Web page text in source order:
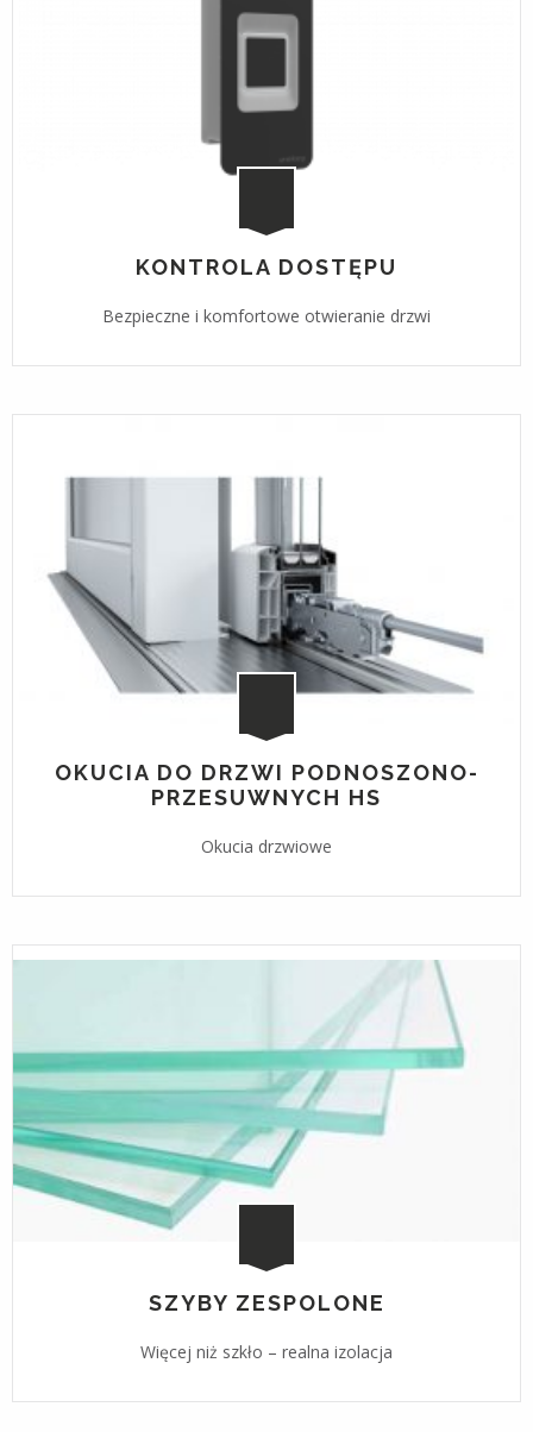
KONTROLA DOSTĘPU
Bezpieczne i komfortowe otwieranie drzwi
OKUCIA DO DRZWI PODNOSZONO-
PRZESUWNYCH HS
Okucia drzwiowe
SZYBY ZESPOLONE
Więcej niż szkło – realna izolacja